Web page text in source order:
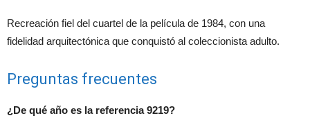
Recreación fiel del cuartel de la película de 1984, con una
fidelidad arquitectónica que conquistó al coleccionista adulto.
Preguntas frecuentes
¿De qué año es la referencia 9219?